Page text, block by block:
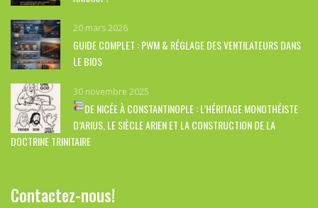
20 mars 2026
GUIDE COMPLET : PWM & RÉGLAGE DES VENTILATEURS DANS
LE BIOS
30 novembre 2025
DE NICÉE À CONSTANTINOPLE : L’HÉRITAGE MONOTHÉISTE
D’ARIUS, LE SIÈCLE ARIEN ET LA CONSTRUCTION DE LA
DOCTRINE TRINITAIRE
Contactez-nous!